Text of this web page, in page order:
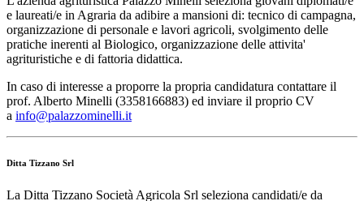
e laureati/e in Agraria da adibire a mansioni di: tecnico di campagna,
organizzazione di personale e lavori agricoli, svolgimento delle
pratiche inerenti al Biologico, organizzazione delle attivita'
agrituristiche e di fattoria didattica.
In caso di interesse a proporre la propria candidatura contattare il
prof. Alberto Minelli (3358166883) ed inviare il proprio CV
a info@palazzominelli.it
Ditta Tizzano Srl
La Ditta Tizzano Società Agricola Srl seleziona candidati/e da